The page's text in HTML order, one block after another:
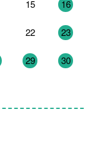
15 16
22 23
29 30